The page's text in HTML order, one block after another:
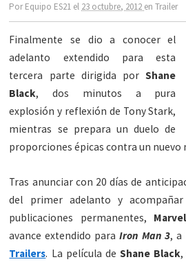
PorEquipo ES21 el 23 octubre, 2012 enTrailer
Finalmente se dio a conocer el
adelanto extendido para esta
tercera parte dirigida porShane
Black, dos minutos a pura
explosión y reflexión de Tony Stark,
mientras se prepara un duelo de
proporciones épicas contra un nuevo
Tras anunciar con 20 días de
del primer adelanto y
publicaciones permanentes, Marvel
avance extendido para Iron Man 3, a
Trailers. La película de Shane Black,